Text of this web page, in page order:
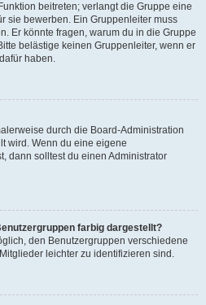
beitreten; verlangt die Gruppe eine
sie bewerben. Ein Gruppenleiter muss
Er könnte fragen, warum du in die Gruppe
belästige keinen Gruppenleiter, wenn er
haben.
durch die Board-Administration
wird. Wenn du eine eigene
dann solltest du einen Administrator
farbig dargestellt?
den Benutzergruppen verschiedene
leichter zu identifizieren sind.